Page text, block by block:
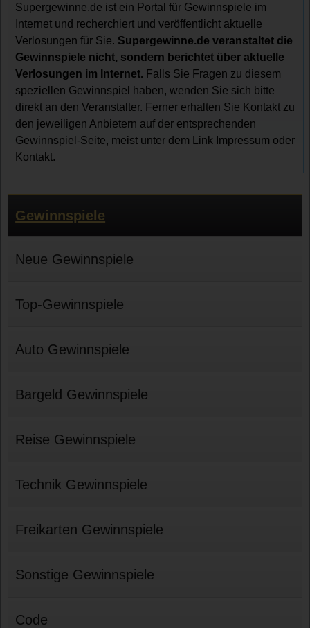
Supergewinne.de ist ein Portal für Gewinnspiele im
Internet und recherchiert und veröffentlicht aktuelle
Verlosungen für Sie. Supergewinne.de veranstaltet die
Gewinnspiele nicht, sondern berichtet über aktuelle
Verlosungen im Internet. Falls Sie Fragen zu diesem
speziellen Gewinnspiel haben, wenden Sie sich bitte
direkt an den Veranstalter. Ferner erhalten Sie Kontakt zu
den jeweiligen Anbietern auf der entsprechenden
Gewinnspiel-Seite, meist unter dem Link Impressum oder
Kontakt.
Gewinnspiele
Neue Gewinnspiele
Top-Gewinnspiele
Auto Gewinnspiele
Bargeld Gewinnspiele
Reise Gewinnspiele
Technik Gewinnspiele
Freikarten Gewinnspiele
Sonstige Gewinnspiele
Code